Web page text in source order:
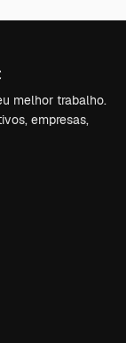
melhor trabalho.
empresas,